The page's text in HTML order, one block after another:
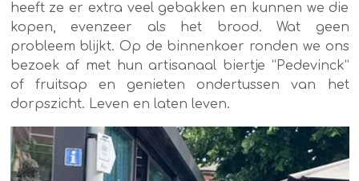
heeft ze er extra veel gebakken en kunnen we die
kopen, evenzeer als het brood. Wat geen
probleem blijkt. Op de binnenkoer ronden we ons
bezoek af met hun artisanaal biertje “Pedevinck”
of fruitsap en genieten ondertussen van het
dorpszicht. Leven en laten leven.